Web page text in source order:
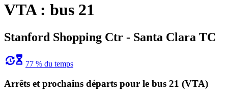
VTA : bus 21
Stanford Shopping Ctr - Santa Clara TC
77 % du temps
Arrêts et prochains départs pour le bus 21 (VTA)